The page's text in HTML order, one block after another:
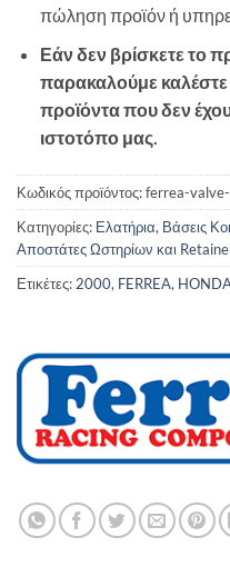
πώληση προϊόν ή
Εάν δεν βρίσκετε το
παρακαλούμε
προϊόντα που δεν
ιστοτόπο μας.
Κωδικός προϊόντος:ferrea-
Κατηγορίες: Ελατήρια, Βάσεις
Αποστάτες Ωστηρίων και
Ετικέτες: 2000, FERREA,